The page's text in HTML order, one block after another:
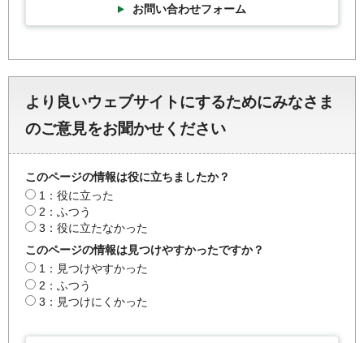
お問い合わせフォーム
より良いウェブサイトにするためにみなさま
のご意見をお聞かせください
このページの情報は役に立ちましたか？
1：役に立った
2：ふつう
3：役に立たなかった
このページの情報は見つけやすかったですか？
1：見つけやすかった
2：ふつう
3：見つけにくかった